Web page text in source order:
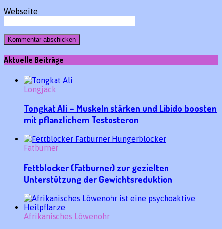
Webseite
Aktuelle Beiträge
Longjack
Tongkat Ali – Muskeln stärken und Libido boosten
mit pflanzlichem Testosteron
Fatburner
Fettblocker (Fatburner) zur gezielten
Unterstützung der Gewichtsreduktion
Afrikanisches Löwenohr